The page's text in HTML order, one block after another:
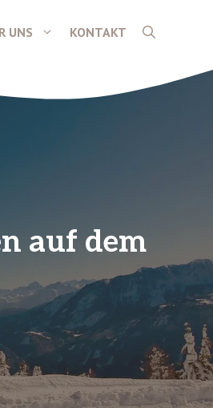
UNS KONTAKT
auf dem